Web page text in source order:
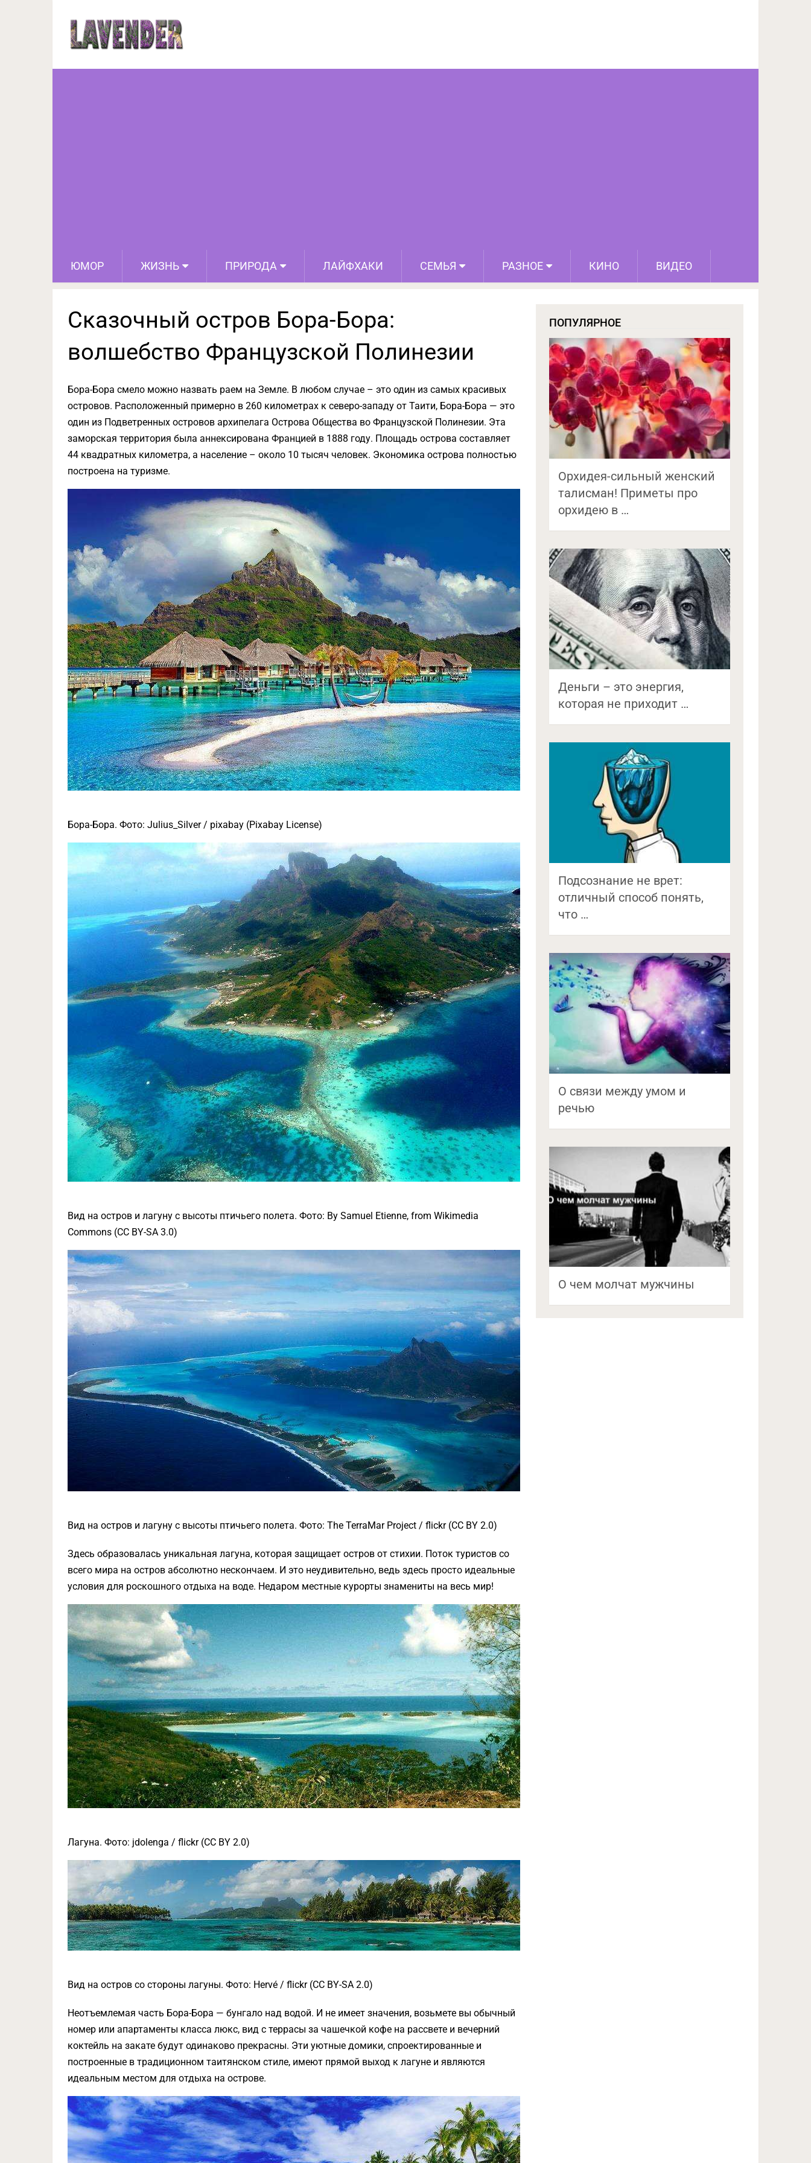
ЮМОР ЖИЗНЬ ПРИРОДА ЛАЙФХАКИ СЕМЬЯ РАЗНОЕ КИНО ВИДЕО
Сказочный остров Бора-Бора: волшебство Французской
Сказочный остров Бора-Бора:
волшебство Французской Полинезии
Бора-Бора смело можно назвать раем на Земле. В любом случае – это один из самых красивых
островов. Расположенный примерно в 260 километрах к северо-западу от Таити, Бора-Бора — это
один из Подветренных островов архипелага Острова Общества во Французской Полинезии. Эта
заморская территория была аннексирована Францией в 1888 году. Площадь острова составляет
44 квадратных километра, а население – около 10 тысяч человек. Экономика острова полностью
построена на туризме.
Бора-Бора. Фото: Julius_Silver / pixabay (Pixabay License)
Вид на остров и лагуну с высоты птичьего полета. Фото: By Samuel Etienne, from Wikimedia
Commons (CC BY-SA 3.0)
Вид на остров и лагуну с высоты птичьего полета. Фото: The TerraMar Project / flickr (CC BY 2.0)
Здесь образовалась уникальная лагуна, которая защищает остров от стихии. Поток туристов со
всего мира на остров абсолютно нескончаем. И это неудивительно, ведь здесь просто идеальные
условия для роскошного отдыха на воде. Недаром местные курорты знамениты на весь мир!
Лагуна. Фото: jdolenga / flickr (CC BY 2.0)
Вид на остров со стороны лагуны. Фото: Hervé / flickr (CC BY-SA 2.0)
Неотъемлемая часть Бора-Бора — бунгало над водой. И не имеет значения, возьмете вы обычный
номер или апартаменты класса люкс, вид с террасы за чашечкой кофе на рассвете и вечерний
коктейль на закате будут одинаково прекрасны. Эти уютные домики, спроектированные и
построенные в традиционном таитянском стиле, имеют прямой выход к лагуне и являются
идеальным местом для отдыха на острове.
ПОПУЛЯРНОЕ
Орхидея-сильный женский
талисман! Приметы про
орхидею в …
Деньги – это энергия,
которая не приходит …
Подсознание не врет:
отличный способ понять,
что …
О связи между умом и
речью
О чем молчат мужчины